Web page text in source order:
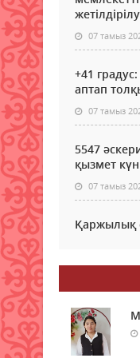
07 тамыз
+41
аптап
07 тамыз
5547
қызмет
07 тамыз
Қаржылық
07 тамыз
Ауыл
07 тамыз